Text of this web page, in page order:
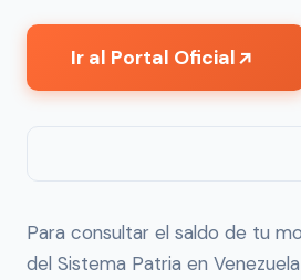
Ir al Portal Oficial↗
Para consultar el saldo de tu
del Sistema Patria en